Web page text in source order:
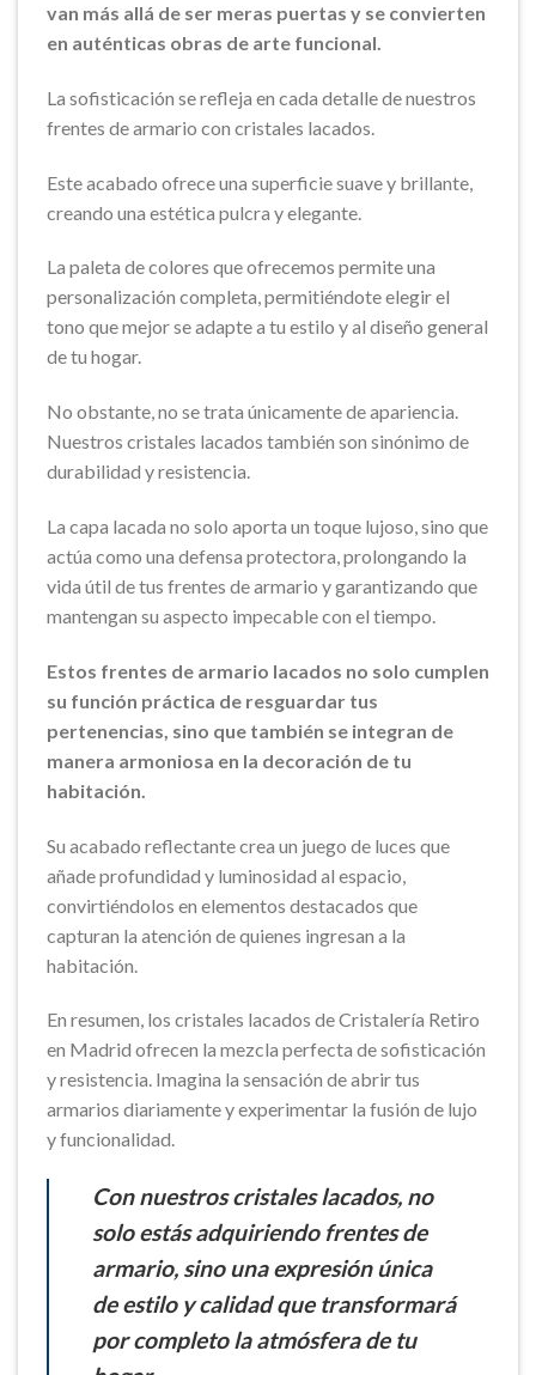
van más allá de ser meras puertas y se convierten
en auténticas obras de arte funcional.
La sofisticación se refleja en cada detalle de nuestros
frentes de armario con cristales lacados.
Este acabado ofrece una superficie suave y brillante,
creando una estética pulcra y elegante.
La paleta de colores que ofrecemos permite una
personalización completa, permitiéndote elegir el
tono que mejor se adapte a tu estilo y al diseño general
de tu hogar.
No obstante, no se trata únicamente de apariencia.
Nuestros cristales lacados también son sinónimo de
durabilidad y resistencia.
La capa lacada no solo aporta un toque lujoso, sino que
actúa como una defensa protectora, prolongando la
vida útil de tus frentes de armario y garantizando que
mantengan su aspecto impecable con el tiempo.
Estos frentes de armario lacados no solo cumplen
su función práctica de resguardar tus
pertenencias, sino que también se integran de
manera armoniosa en la decoración de tu
habitación.
Su acabado reflectante crea un juego de luces que
añade profundidad y luminosidad al espacio,
convirtiéndolos en elementos destacados que
capturan la atención de quienes ingresan a la
habitación.
En resumen, los cristales lacados de Cristalería Retiro
en Madrid ofrecen la mezcla perfecta de sofisticación
y resistencia. Imagina la sensación de abrir tus
armarios diariamente y experimentar la fusión de lujo
y funcionalidad.
Con nuestros cristales lacados, no
solo estás adquiriendo frentes de
armario, sino una expresión única
de estilo y calidad que transformará
por completo la atmósfera de tu